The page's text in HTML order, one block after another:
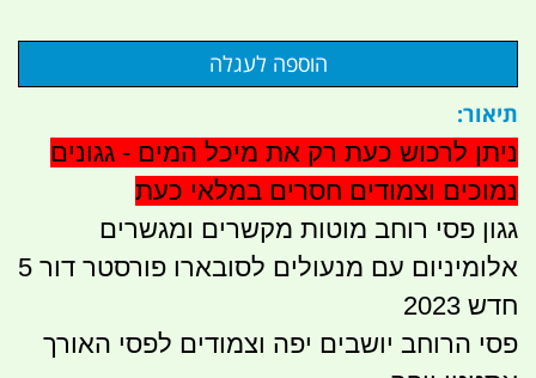
תיאור:
ניתן לרכוש כעת רק את מיכל המים - גגונים
נמוכים וצמודים חסרים במלאי כעת
גגון פסי רוחב מוטות מקשרים ומגשרים
אלומיניום עם מנעולים לסובארו פורסטר דור 5
חדש 2023
פסי הרוחב יושבים יפה וצמודים לפסי האורך